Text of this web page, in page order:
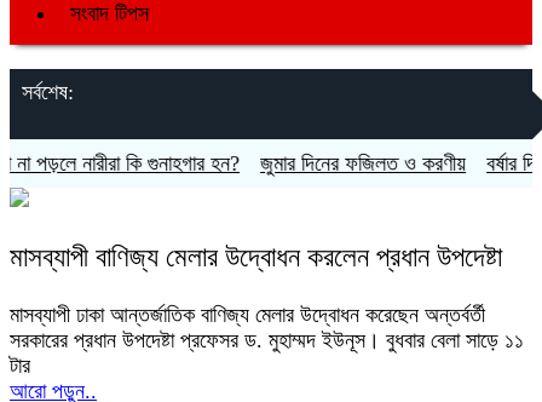
সংবাদ টিপস
সর্বশেষ:
পড়লে নারীরা কি গুনাহগার হন? জুমার দিনের ফজিলত ও করণীয় বর্ষার
মাসব্যাপী বাণিজ্য মেলার উদ্বোধন করলেন প্রধান উপদেষ্টা
মাসব্যাপী ঢাকা আন্তর্জাতিক বাণিজ্য মেলার উদ্বোধন করেছেন অন্তর্বর্তী
সরকারের প্রধান উপদেষ্টা প্রফেসর ড. মুহাম্মদ ইউনূস। বুধবার বেলা সাড়ে ১১
টার
আরো পড়ুন..